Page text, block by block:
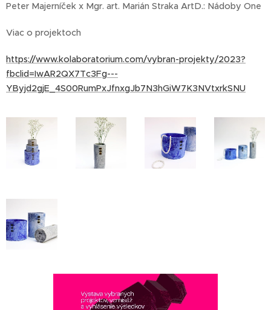
Peter Majerníček x Mgr. art. Marián Straka ArtD.: Nádoby One
Viac o projektoch
https://www.kolaboratorium.com/vybran-projekty/2023?
fbclid=IwAR2QX7Tc3Fg---
YByjd2gjE_4S00RumPxJfnxgJb7N3hGiW7K3NVtxrkSNU